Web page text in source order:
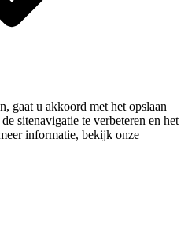
gaat u akkoord met het opslaan
sitenavigatie te verbeteren en het
informatie, bekijk onze